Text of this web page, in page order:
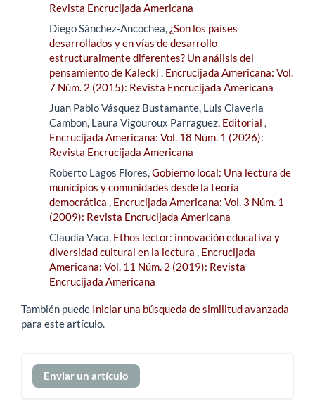
Revista Encrucijada Americana
Diego Sánchez-Ancochea, ¿Son los países
desarrollados y en vías de desarrollo
estructuralmente diferentes? Un análisis del
pensamiento de Kalecki , Encrucijada Americana: Vol.
7 Núm. 2 (2015): Revista Encrucijada Americana
Juan Pablo Vásquez Bustamante, Luis Claveria
Cambon, Laura Vigouroux Parraguez, Editorial ,
Encrucijada Americana: Vol. 18 Núm. 1 (2026):
Revista Encrucijada Americana
Roberto Lagos Flores,Gobierno local: Una lectura de
municipios y comunidades desde la teoría
democrática , Encrucijada Americana: Vol. 3 Núm. 1
(2009): Revista Encrucijada Americana
Claudia Vaca, Ethos lector: innovación educativa y
diversidad cultural en la lectura , Encrucijada
Americana: Vol. 11 Núm. 2 (2019): Revista
Encrucijada Americana
También puede Iniciar una búsqueda de similitud avanzada
para este artículo.
Enviar
un
Enviar un artículo